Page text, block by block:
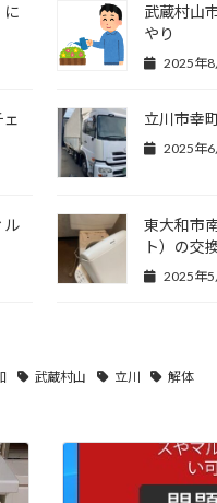
に
武蔵村山
やり
2025年8
立川市幸
2025年6
ル
東大和市
ト）の交
2025年
武蔵村山 立川 解体